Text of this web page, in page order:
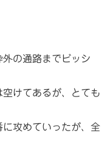
外の通路までビッシ
けてあるが、とても
攻めていったが、全